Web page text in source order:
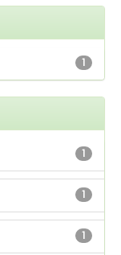
1
1
1
1